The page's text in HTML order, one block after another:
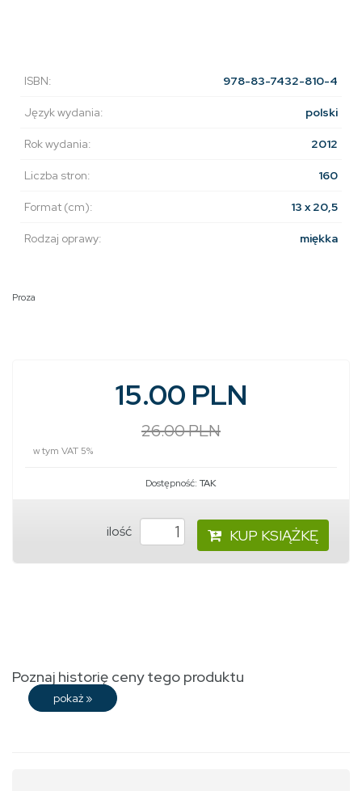
ISBN: 978-83-7432-810-4
Język wydania: polski
Rok wydania: 2012
Liczba stron: 160
Format (cm): 13 x 20,5
Rodzaj oprawy: miękka
Proza
15.00 PLN
26.00 PLN
w tym VAT 5%
Dostępność: TAK
ilość KUP KSIĄŻKĘ
Poznaj historię ceny tego produktu
pokaż »